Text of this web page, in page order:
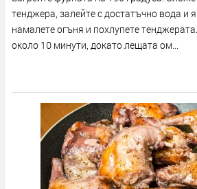
тенджера, залейте с достатъчно вода и
намалете огъня и похлупете
около 10 минути, докато лещата ом...